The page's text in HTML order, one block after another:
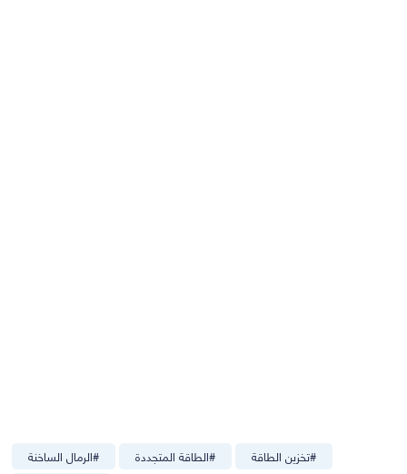
#الرمال الساخنة #الطاقة المتجددة #تخزين الطاقة